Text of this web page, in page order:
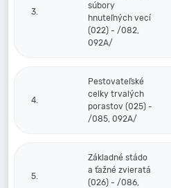
3.
súbory
hnuteľných vecí
(022) - /082,
092A/
4.
Pestovateľské
celky trvalých
porastov (025) -
/085, 092A/
5.
Základné stádo
a ťažné zvieratá
(026) - /086,